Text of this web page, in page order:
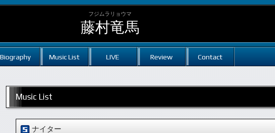
フジムラリョウマ
藤村竜馬
Biography Music List LIVE Review Contact
Music List
ナイター